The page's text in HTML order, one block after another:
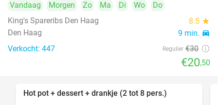
Vandaag Morgen Zo Ma Di Wo
Do
King's Spareribs Den Haag
8.5 star
Den Haag 9 min. directions_car
Verkocht: 447 Regulier €30
€20,50
Hot pot + dessert + drankje (2 tot 8 pers.)